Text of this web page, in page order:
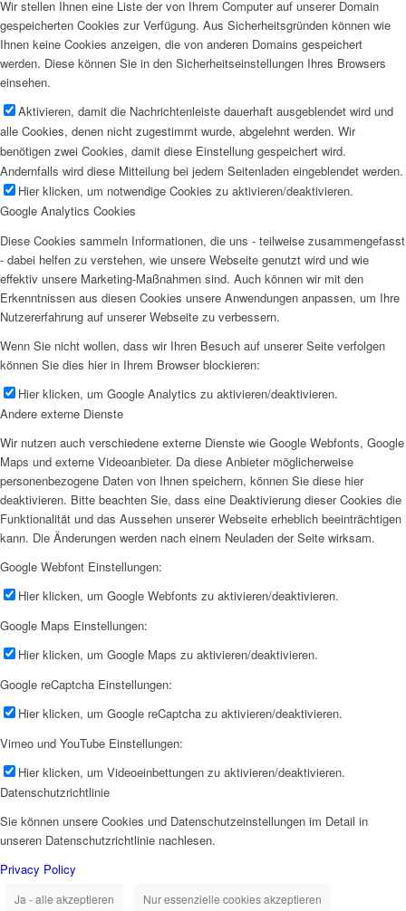
Wir stellen Ihnen eine Liste der von Ihrem Computer auf unserer Domain
gespeicherten Cookies zur Verfügung. Aus Sicherheitsgründen können wie
Ihnen keine Cookies anzeigen, die von anderen Domains gespeichert
werden. Diese können Sie in den Sicherheitseinstellungen Ihres Browsers
einsehen.
Aktivieren, damit die Nachrichtenleiste dauerhaft ausgeblendet wird und
alle Cookies, denen nicht zugestimmt wurde, abgelehnt werden. Wir
benötigen zwei Cookies, damit diese Einstellung gespeichert wird.
Andernfalls wird diese Mitteilung bei jedem Seitenladen eingeblendet werden.
Hier klicken, um notwendige Cookies zu aktivieren/deaktivieren.
Google Analytics Cookies
Diese Cookies sammeln Informationen, die uns - teilweise zusammengefasst
- dabei helfen zu verstehen, wie unsere Webseite genutzt wird und wie
effektiv unsere Marketing-Maßnahmen sind. Auch können wir mit den
Erkenntnissen aus diesen Cookies unsere Anwendungen anpassen, um Ihre
Nutzererfahrung auf unserer Webseite zu verbessern.
Wenn Sie nicht wollen, dass wir Ihren Besuch auf unserer Seite verfolgen
können Sie dies hier in Ihrem Browser blockieren:
Hier klicken, um Google Analytics zu aktivieren/deaktivieren.
Andere externe Dienste
Wir nutzen auch verschiedene externe Dienste wie Google Webfonts, Google
Maps und externe Videoanbieter. Da diese Anbieter möglicherweise
personenbezogene Daten von Ihnen speichern, können Sie diese hier
deaktivieren. Bitte beachten Sie, dass eine Deaktivierung dieser Cookies die
Funktionalität und das Aussehen unserer Webseite erheblich beeinträchtigen
kann. Die Änderungen werden nach einem Neuladen der Seite wirksam.
Google Webfont Einstellungen:
Hier klicken, um Google Webfonts zu aktivieren/deaktivieren.
Google Maps Einstellungen:
Hier klicken, um Google Maps zu aktivieren/deaktivieren.
Google reCaptcha Einstellungen:
Hier klicken, um Google reCaptcha zu aktivieren/deaktivieren.
Vimeo und YouTube Einstellungen:
Hier klicken, um Videoeinbettungen zu aktivieren/deaktivieren.
Datenschutzrichtlinie
Sie können unsere Cookies und Datenschutzeinstellungen im Detail in
unseren Datenschutzrichtlinie nachlesen.
Privacy Policy
Ja - alle akzeptieren Nur essenzielle cookies akzeptieren